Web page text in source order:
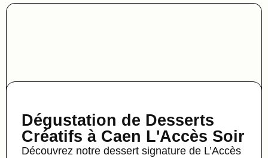
Dégustation de Desserts
Créatifs à Caen L'Accès Soir
Découvrez notre dessert signature de L’Accès